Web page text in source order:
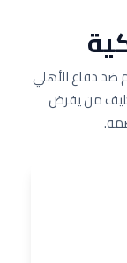
ضد دفاع الأهلي
من يفرض